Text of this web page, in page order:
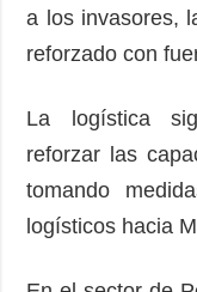
a los invasores,
reforzado con
La logística
reforzar las
tomando
logísticos hacia